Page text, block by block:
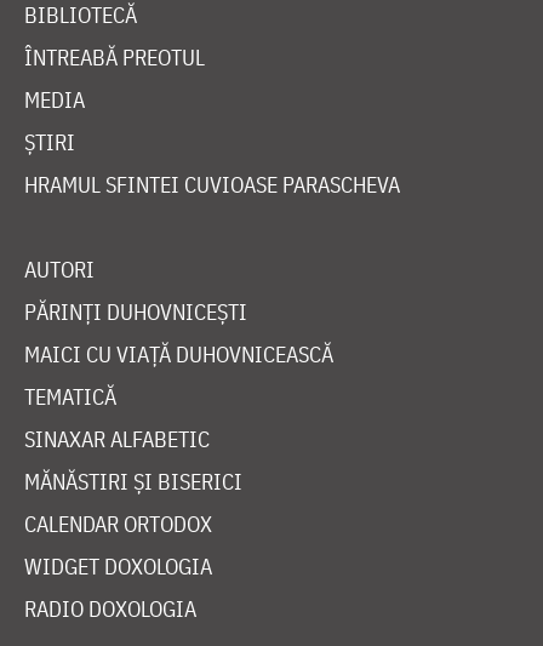
BIBLIOTECĂ
ÎNTREABĂ PREOTUL
MEDIA
ȘTIRI
HRAMUL SFINTEI CUVIOASE PARASCHEVA
AUTORI
PĂRINȚI DUHOVNICEȘTI
MAICI CU VIAȚĂ DUHOVNICEASCĂ
TEMATICĂ
SINAXAR ALFABETIC
MĂNĂSTIRI ȘI BISERICI
CALENDAR ORTODOX
WIDGET DOXOLOGIA
RADIO DOXOLOGIA